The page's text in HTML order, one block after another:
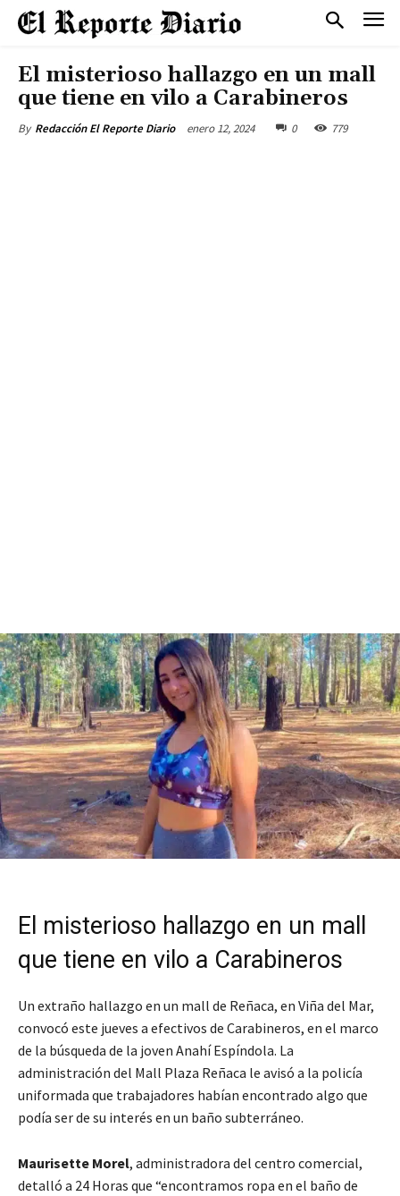
El misterioso hallazgo en un mall
que tiene en vilo a Carabineros
By Redacción El Reporte Diario enero 12, 2024 0 779
El misterioso hallazgo en un mall
que tiene en vilo a Carabineros
Un extraño hallazgo en un mall de Reñaca, en Viña del Mar,
convocó este jueves a efectivos de Carabineros, en el marco
de la búsqueda de la joven Anahí Espíndola. La
administración del Mall Plaza Reñaca le avisó a la policía
uniformada que trabajadores habían encontrado algo que
podía ser de su interés en un baño subterráneo.
Maurisette Morel, administradora del centro comercial,
detalló a 24 Horas que “encontramos ropa en el baño de